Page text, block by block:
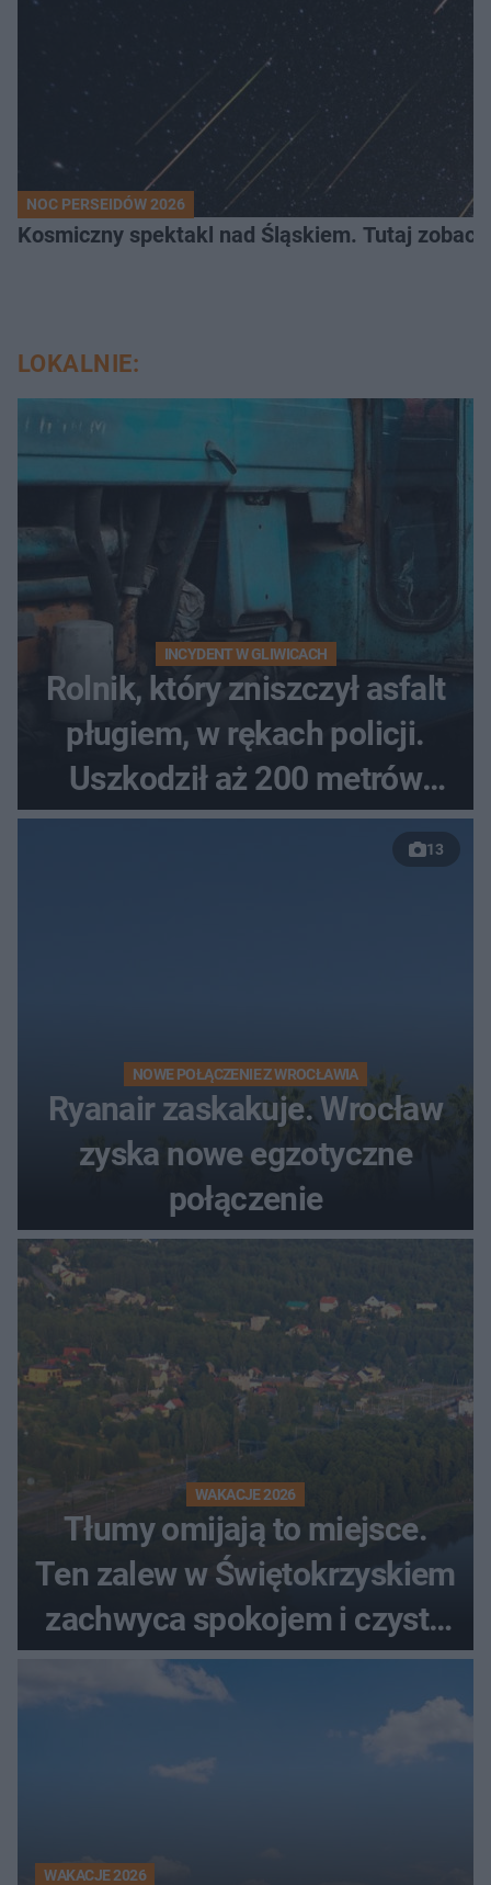
NOC PERSEIDÓW 2026
Kosmiczny spektakl nad Śląskiem. Tutaj
LOKALNIE:
INCYDENT W GLIWICACH
Rolnik, który zniszczył asfalt
pługiem, w rękach policji.
Uszkodził aż 200 metrów
nowej drogi
13
NOWE POŁĄCZENIE Z WROCŁAWIA
Ryanair zaskakuje. Wrocław
zyska nowe egzotyczne
połączenie
WAKACJE 2026
Tłumy omijają to miejsce.
Ten zalew w Świętokrzyskiem
zachwyca spokojem i czystą
wodą
WAKACJE 2026